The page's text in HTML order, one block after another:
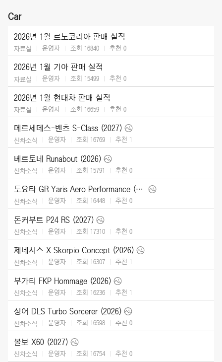
Car
2026년 1월 르노코리아 판매 실적
자료실 운영자 조회 16840 추천 0
2026년 1월 기아 판매 실적
자료실 운영자 조회 15499 추천 0
2026년 1월 현대차 판매 실적
자료실 운영자 조회 16659 추천 0
메르세데스-벤츠 S-Class (2027)
신차소식 운영자 조회 16769 추천 1
베르토네 Runabout (2026)
신차소식 운영자 조회 15791 추천 0
도요타 GR Yaris Aero Performance (2026)
신차소식 운영자 조회 16448 추천 0
돈커부트 P24 RS (2027)
신차소식 운영자 조회 17310 추천 0
제네시스 X Skorpio Concept (2026)
신차소식 운영자 조회 16307 추천 1
부가티 FKP Hommage (2026)
신차소식 운영자 조회 16236 추천 1
싱어 DLS Turbo Sorcerer (2026)
신차소식 운영자 조회 16598 추천 0
볼보 X60 (2027)
신차소식 운영자 조회 16754 추천 0